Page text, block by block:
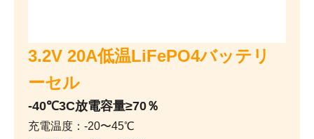
3.2V 20A低温LiFePO4バッテリ
ーセル
-40℃3C放電容量≥70％
充電温度：-20〜45℃